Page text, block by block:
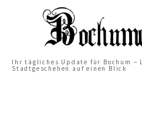
Ihr tägliches Update für Bochum –
Stadtgeschehen auf einen Blick